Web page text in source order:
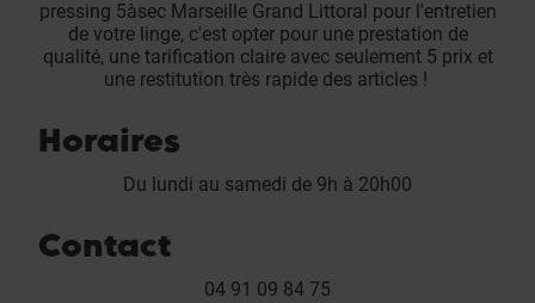
pressing 5àsec Marseille Grand Littoral pour l'entretien
de votre linge, c'est opter pour une prestation de
qualité, une tarification claire avec seulement 5 prix et
une restitution très rapide des articles !
Horaires
Du lundi au samedi de 9h à 20h00
Contact
04 91 09 84 75